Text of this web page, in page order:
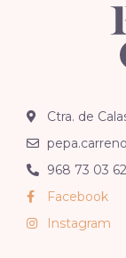
Ctra. de
968 73 03 62
Facebook
Instagram